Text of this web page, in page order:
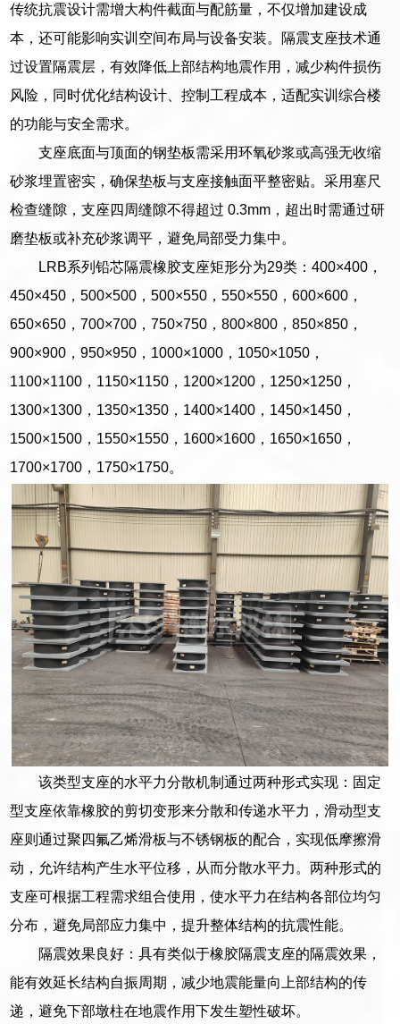
传统抗震设计需增大构件截面与配筋量，不仅增加建设成
本，还可能影响实训空间布局与设备安装。隔震支座技术通
过设置隔震层，有效降低上部结构地震作用，减少构件损伤
风险，同时优化结构设计、控制工程成本，适配实训综合楼
的功能与安全需求。
支座底面与顶面的钢垫板需采用环氧砂浆或高强无收缩
砂浆埋置密实，确保垫板与支座接触面平整密贴。采用塞尺
检查缝隙，支座四周缝隙不得超过 0.3mm，超出时需通过研
磨垫板或补充砂浆调平，避免局部受力集中。
LRB系列铅芯隔震橡胶支座矩形分为29类：400×400，
450×450，500×500，500×550，550×550，600×600，
650×650，700×700，750×750，800×800，850×850，
900×900，950×950，1000×1000，1050×1050，
1100×1100，1150×1150，1200×1200，1250×1250，
1300×1300，1350×1350，1400×1400，1450×1450，
1500×1500，1550×1550，1600×1600，1650×1650，
1700×1700，1750×1750。
该类型支座的水平力分散机制通过两种形式实现：固定
型支座依靠橡胶的剪切变形来分散和传递水平力，滑动型支
座则通过聚四氟乙烯滑板与不锈钢板的配合，实现低摩擦滑
动，允许结构产生水平位移，从而分散水平力。两种形式的
支座可根据工程需求组合使用，使水平力在结构各部位均匀
分布，避免局部应力集中，提升整体结构的抗震性能。
隔震效果良好：具有类似于橡胶隔震支座的隔震效果，
能有效延长结构自振周期，减少地震能量向上部结构的传
递，避免下部墩柱在地震作用下发生塑性破坏。